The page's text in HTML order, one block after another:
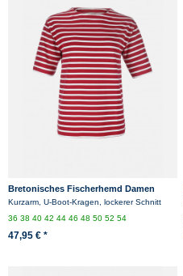
Bretonisches Fischerhemd Damen
Kurzarm - rot/weissgestreift
Kurzarm, U-Boot-Kragen, lockerer Schnitt
36384042444648505254
47,95 € *